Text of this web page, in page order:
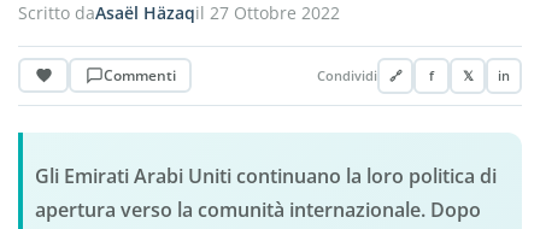
Scritto daAsaël Häzaqil 27 Ottobre 2022
Commenti Condividi 🔗 f 𝕏 in
Gli Emirati Arabi Uniti continuano la loro politica di
apertura verso la comunità internazionale. Dopo